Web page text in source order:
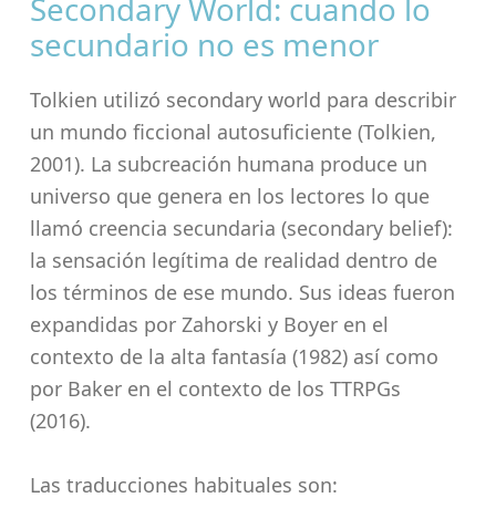
Secondary World: cuando lo
secundario no es menor
Tolkien utilizó secondary world para describir
un mundo ficcional autosuficiente (Tolkien,
2001). La subcreación humana produce un
universo que genera en los lectores lo que
llamó creencia secundaria (secondary belief):
la sensación legítima de realidad dentro de
los términos de ese mundo. Sus ideas fueron
expandidas por Zahorski y Boyer en el
contexto de la alta fantasía (1982) así como
por Baker en el contexto de los TTRPGs
(2016).
Las traducciones habituales son: